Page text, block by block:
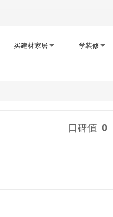
买建材家居 学装修
口碑值 0